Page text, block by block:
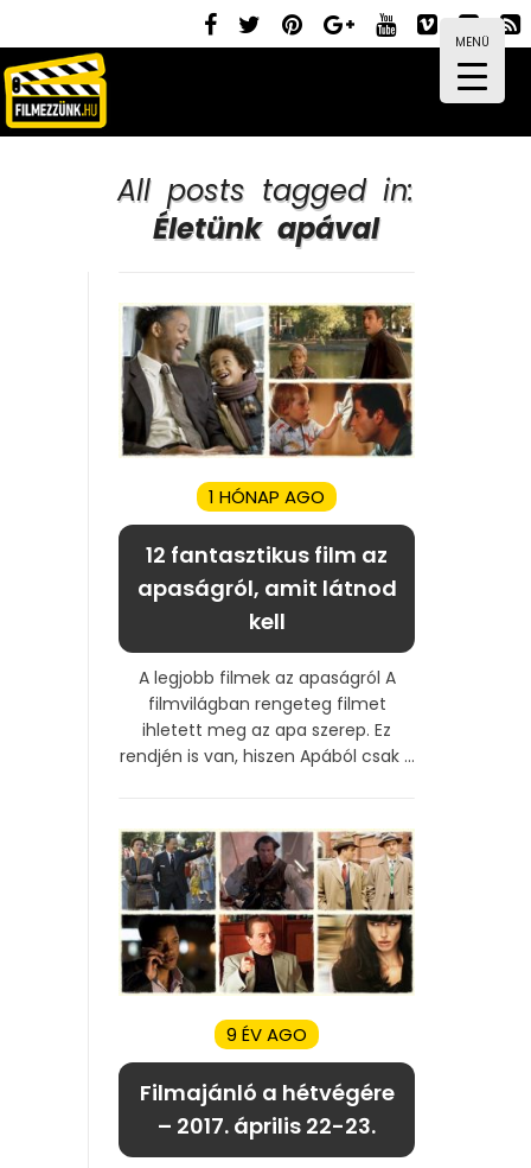
MENÜ
All posts tagged in:
Életünk apával
1 HÓNAP AGO
12 fantasztikus film az
apaságról, amit látnod
kell
A legjobb filmek az apaságról A
filmvilágban rengeteg filmet
ihletett meg az apa szerep. Ez
rendjén is van, hiszen Apából csak ...
9 ÉV AGO
Filmajánló a hétvégére
– 2017. április 22-23.